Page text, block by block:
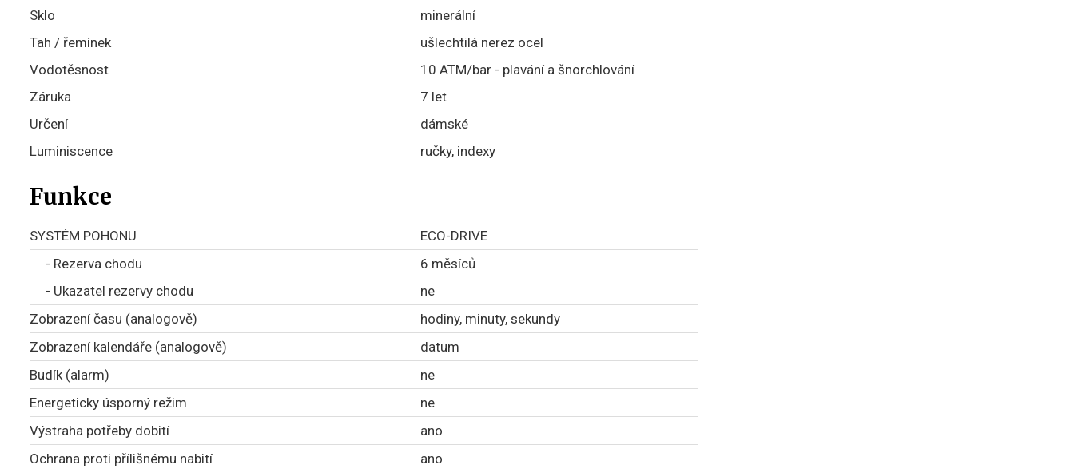
Sklo
minerální
Tah / řemínek
ušlechtilá nerez ocel
Vodotěsnost
10 ATM/bar - plavání a šnorchlování
Záruka
7 let
Určení
dámské
Luminiscence
ručky, indexy
Funkce
SYSTÉM POHONU
ECO-DRIVE
- Rezerva chodu
6 měsíců
- Ukazatel rezervy chodu
ne
Zobrazení času (analogově)
hodiny, minuty, sekundy
Zobrazení kalendáře (analogově)
datum
Budík (alarm)
ne
Energeticky úsporný režim
ne
Výstraha potřeby dobití
ano
Ochrana proti přílišnému nabití
ano